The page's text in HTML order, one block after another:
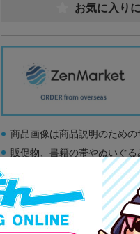
お気に入り
商品画像は商品説明のための
販促物、書籍の帯やぬいぐ
商品名や備考欄に特別な記
「電池」は原則として保証
ゲーム機本体には、SDカー
ディスク類の読み取り面の